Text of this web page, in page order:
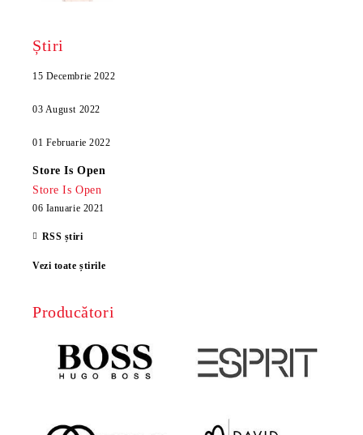
Știri
15 Decembrie 2022
03 August 2022
01 Februarie 2022
Store Is Open
Store Is Open
06 Ianuarie 2021
RSS știri
Vezi toate știrile
Producători